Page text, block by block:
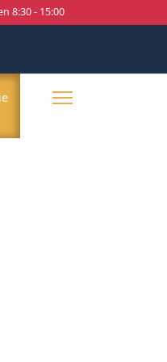
8:30 - 15:00